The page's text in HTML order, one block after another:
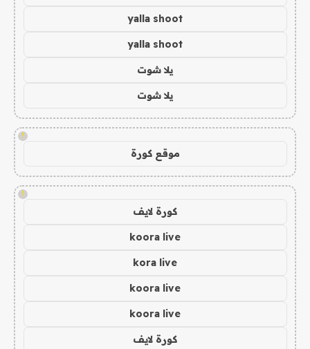
yalla shoot
yalla shoot
يلا شوت
يلا شوت
!
موقع كورة
!
كورة لايف
koora live
kora live
koora live
koora live
كورة لايف